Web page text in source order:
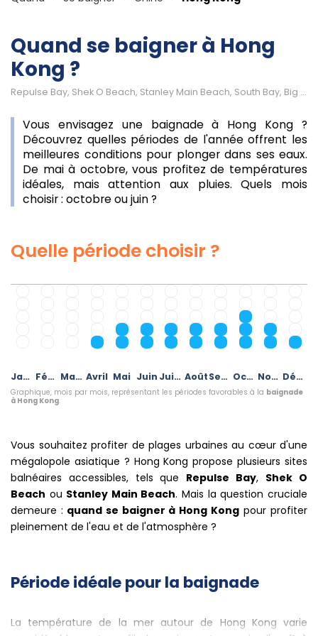
Quand se baigner à Hong
Kong ?
Repulse Bay, Shek O Beach, Stanley Main Beach, South Bay, Big Wave Bay
Vous envisagez une baignade à Hong Kong ?
Découvrez quelles périodes de l'année offrent les
meilleures conditions pour plonger dans ses eaux.
De mai à octobre, vous profitez de températures
idéales, mais attention aux pluies. Quels mois
choisir : octobre ou juin ?
Quelle période choisir ?
Janvier Février Mars Avril Mai Juin Juillet Août Septembre Octobre Novembre Décembre
Graphique, mois par mois, représentant les périodes favorables à la baignade
à Hong Kong.
Vous souhaitez profiter de plages urbaines au cœur d'une
mégalopole asiatique ? Hong Kong propose plusieurs sites
balnéaires accessibles, tels que Repulse Bay, Shek O
Beach ou Stanley Main Beach. Mais la question cruciale
demeure : quand se baigner à Hong Kong pour profiter
pleinement de l'eau et de l'atmosphère ?
Période idéale pour la baignade
La température de la mer autour de Hong Kong varie